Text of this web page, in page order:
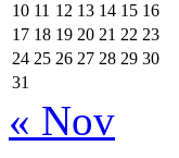
10 11 12 13 14 15 16
17 18 19 20 21 22 23
24 25 26 27 28 29 30
31
« Nov